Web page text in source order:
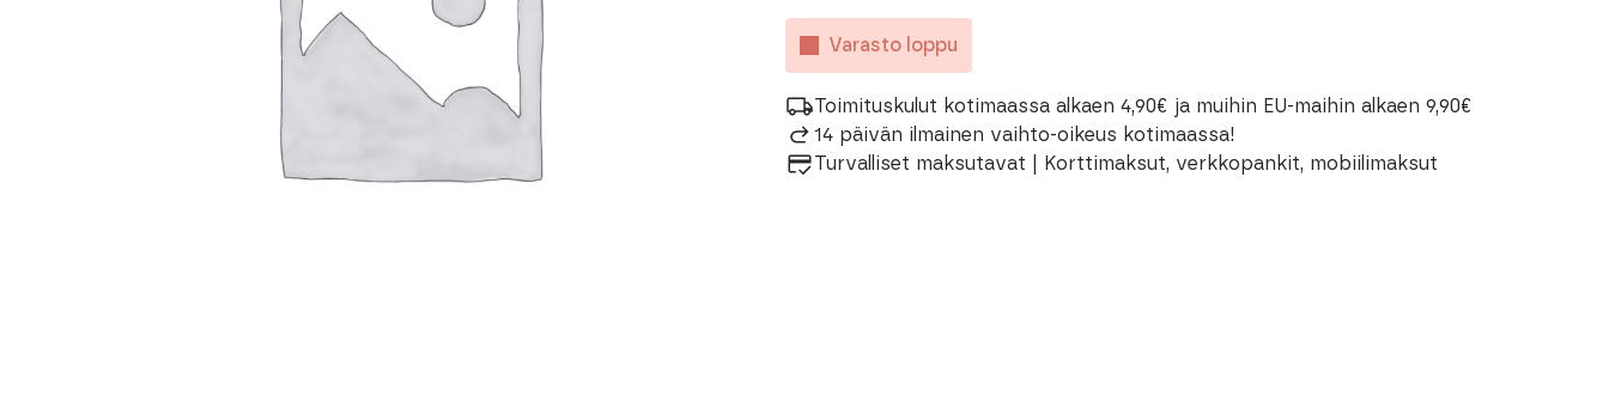
Varasto loppu
Toimituskulut kotimaassa alkaen 4,90€ ja muihin EU-maihin alkaen 9,90€
14 päivän ilmainen vaihto-oikeus kotimaassa!
Turvalliset maksutavat | Korttimaksut, verkkopankit, mobiilimaksut